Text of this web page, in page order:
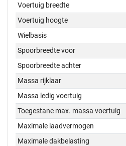
Voertuig breedte
Voertuig hoogte
Wielbasis
Spoorbreedte voor
Spoorbreedte achter
Massa rijklaar
Massa ledig voertuig
Toegestane max. massa voertuig
Maximale laadvermogen
Maximale dakbelasting